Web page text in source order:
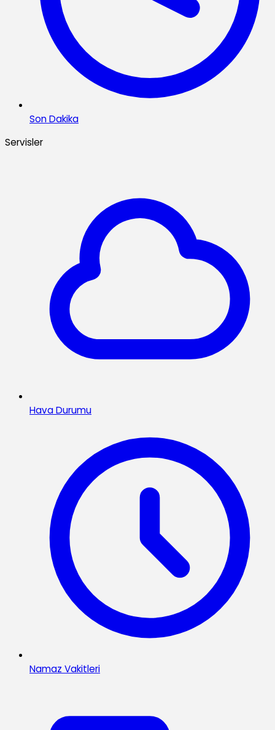
Son Dakika
Servisler
Hava Durumu
Namaz Vakitleri